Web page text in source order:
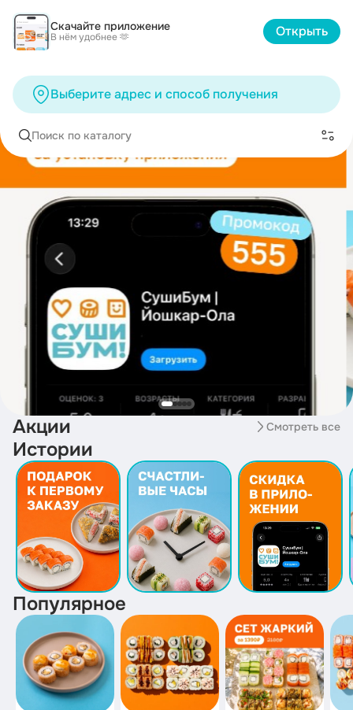
Скачайте приложение
В нём удобнее 🫶 Открыть
Выберите адрес и способ получения
Поиск по каталогу
Акции Смотреть все
Истории
Популярное